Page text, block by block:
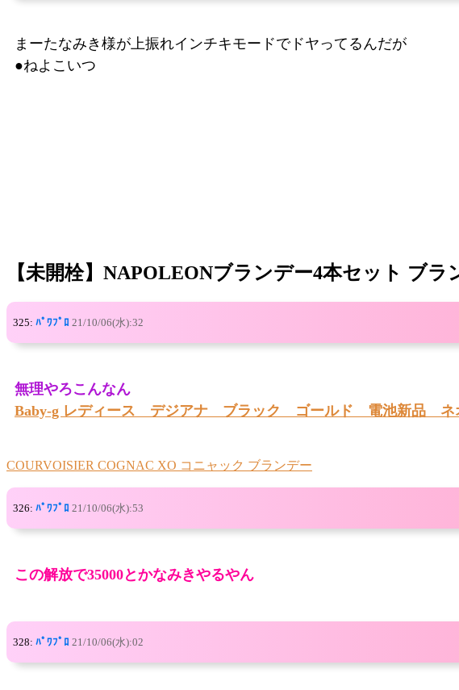
まーたなみき様が上振れインチキモードでドヤってるんだが
●ねよこいつ
【未開栓】NAPOLEONブランデー4本セット ブラ
325: ﾊﾟﾜﾌﾟﾛ 21/10/06(水):32
無理やろこんなん
Baby-g レディース デジアナ ブラック ゴールド 電池新品 ネ
COURVOISIER COGNAC XO コニャック ブランデー
326: ﾊﾟﾜﾌﾟﾛ 21/10/06(水):53
この解放で35000とかなみきやるやん
328: ﾊﾟﾜﾌﾟﾛ 21/10/06(水):02